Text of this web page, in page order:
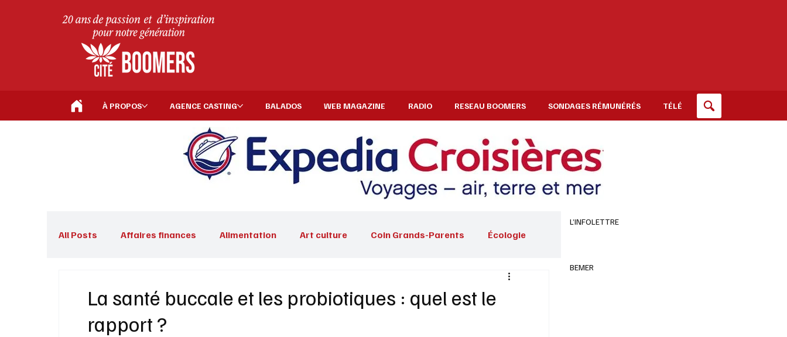
À PROPOS AGENCE CASTING BALADOS WEB MAGAZINE RADIO RESEAU BOOMERS SONDAGES RÉMUNÉRÉS TÉLÉ
All Posts Affaires finances Alimentation Art culture Coin Grands-Parents Écologie
Voyages
Bien-Être Beauté Mode
La santé buccale et les probiotiques : quel est le
rapport ?
L’INFOLETTRE
BEMER